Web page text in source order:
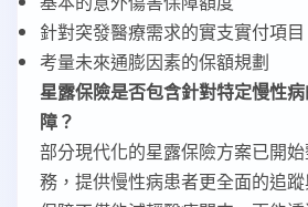
針對突發醫療需求的實支實付項目
考量未來通膨因素的保額規劃
星露保險是否包含針對特定慢性
障？
部分現代化的星露保險方案已開
務，提供慢性病患者更全面的追